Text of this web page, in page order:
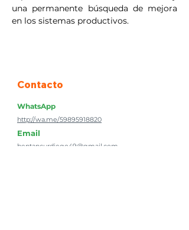
una permanente búsqueda de mejora
en los sistemas productivos.
Contacto
WhatsApp
http://wa.me/59895918820
Email
bentancurdiego49@gmail.com